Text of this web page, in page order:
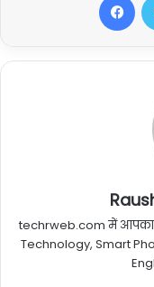
techrweb.com में आपका
Technology, Smart